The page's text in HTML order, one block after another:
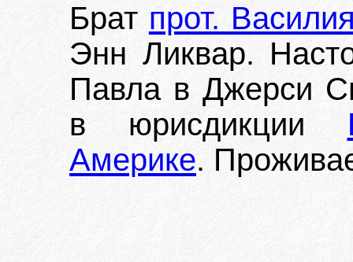
Брат прот.
Энн Ликвар.
Павла в Джерси
в юрисдикции
Америке.